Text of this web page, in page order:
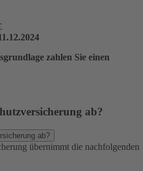
zahlen Sie einen
ab?
ab?
übernimmt die nachfolgenden